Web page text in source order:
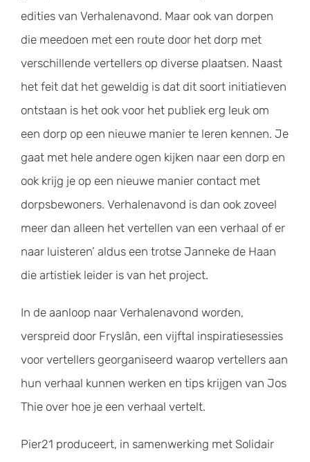
edities van Verhalenavond. Maar ook van dorpen
die meedoen met een route door het dorp met
verschillende vertellers op diverse plaatsen. Naast
het feit dat het geweldig is dat dit soort initiatieven
ontstaan is het ook voor het publiek erg leuk om
een dorp op een nieuwe manier te leren kennen. Je
gaat met hele andere ogen kijken naar een dorp en
ook krijg je op een nieuwe manier contact met
dorpsbewoners. Verhalenavond is dan ook zoveel
meer dan alleen het vertellen van een verhaal of er
naar luisteren’ aldus een trotse Janneke de Haan
die artistiek leider is van het project.
In de aanloop naar Verhalenavond worden,
verspreid door Fryslân, een vijftal inspiratiesessies
voor vertellers georganiseerd waarop vertellers aan
hun verhaal kunnen werken en tips krijgen van Jos
Thie over hoe je een verhaal vertelt.
Pier21 produceert, in samenwerking met Solidair